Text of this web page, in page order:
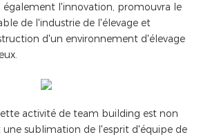
également l'innovation, promouvra le
de l'industrie de l'élevage et
d'un environnement d'élevage
activité de team building est non
sublimation de l'esprit d'équipe de